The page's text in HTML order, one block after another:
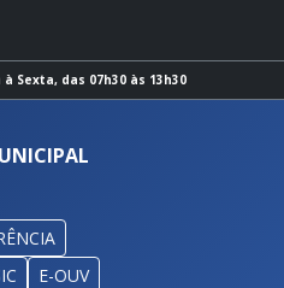
à Sexta, das 07h30 às 13h30
E-OUV